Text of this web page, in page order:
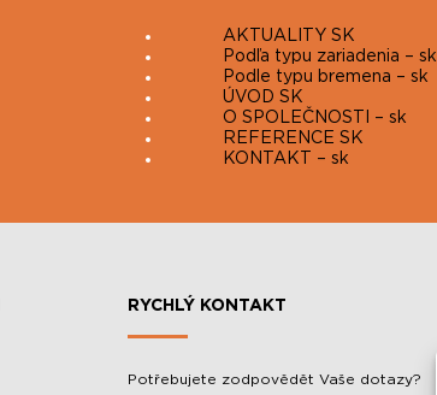
AKTUALITY SK
Podľa typu zariadenia – sk
Podle typu bremena – sk
ÚVOD SK
O SPOLEČNOSTI – sk
REFERENCE SK
KONTAKT – sk
RYCHLÝ KONTAKT
Potřebujete zodpovědět Vaše dotazy?